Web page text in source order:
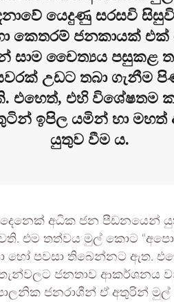
යෙදුණු සරසවි
කෙතරම් ජනකායක්
චෛත්‍යය පසුකළ
උඩට තබා ගැනීම
එහෙත්, එහි
ඉපිල යමින් හා
යුතුව වීම ය.
අධික ජන පීඩනයෙන්
එම තත්වය මුල් කොට
හෝ පවසා තිබෙන්නට ඇත.
ජනතාව ආකර්ශනය
ජනරාශීන් ඒ අතුරින්